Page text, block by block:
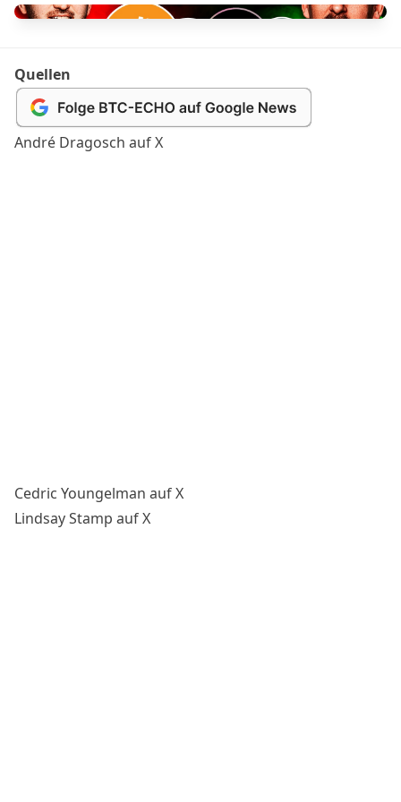
Quellen
André Dragosch auf X
Cedric Youngelman auf X
Lindsay Stamp auf X